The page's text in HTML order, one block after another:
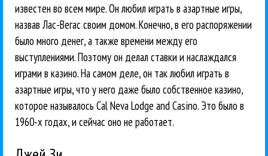
известен во всем мире. Он любил играть в азартные игры,
назвав Лас-Вегас своим домом. Конечно, в его распоряжении
было много денег, а также времени между его
выступлениями. Поэтому он делал ставки и наслаждался
играми в казино. На самом деле, он так любил играть в
азартные игры, что у него даже было собственное казино,
которое называлось Cal Neva Lodge and Casino. Это было в
1960-х годах, и сейчас оно не работает.